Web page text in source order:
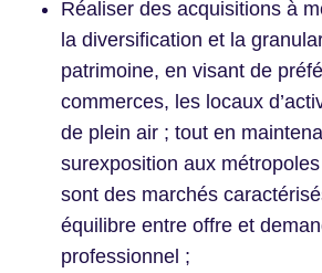
Réaliser des acquisitions à
la diversification et la
patrimoine, en visant de
commerces, les locaux
de plein air ; tout en
surexposition aux
sont des marchés
équilibre entre offre et
professionnel ;